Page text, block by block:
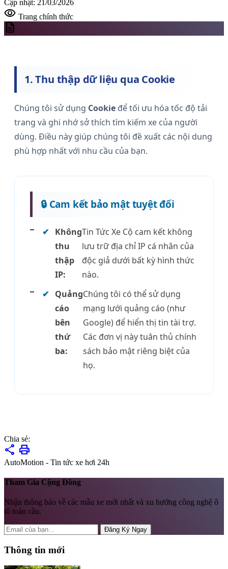
Cập nhật: 21/03/2026
visibility Trang chính thức
description
1. Thu thập dữ liệu qua Cookie
Chúng tôi sử dụng Cookie để tối ưu hóa tốc độ tải
trang và ghi nhớ sở thích tìm kiếm xe của người
dùng. Điều này giúp chúng tôi đề xuất các nội dung
phù hợp nhất với nhu cầu của bạn.
🔒 Cam kết bảo mật tuyệt đối
✔
Không
thu
thập
IP:
Tin Tức Xe Cộ cam kết không
lưu trữ địa chỉ IP cá nhân của
độc giả dưới bất kỳ hình thức
nào.
✔
Quảng
cáo
bên
thứ
ba:
Chúng tôi có thể sử dụng
mạng lưới quảng cáo (như
Google) để hiển thị tin tài trợ.
Các đơn vị này tuân thủ chính
sách bảo mật riêng biệt của
họ.
Chia sẻ:
share print
AutoMotion - Tin tức xe hơi 24h
Tham Gia Cộng Đồng
Nhận thông báo về các mẫu xe mới nhất và xu hướng công nghệ ô
tô toàn cầu.
Đăng Ký Ngay
Thông tin mới